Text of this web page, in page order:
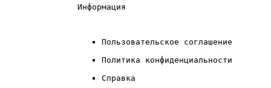
Информация
Пользовательское соглашение
Политика конфиденциальности
Справка